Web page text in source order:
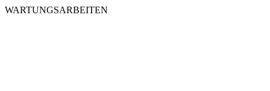
WARTUNGSARBEITEN